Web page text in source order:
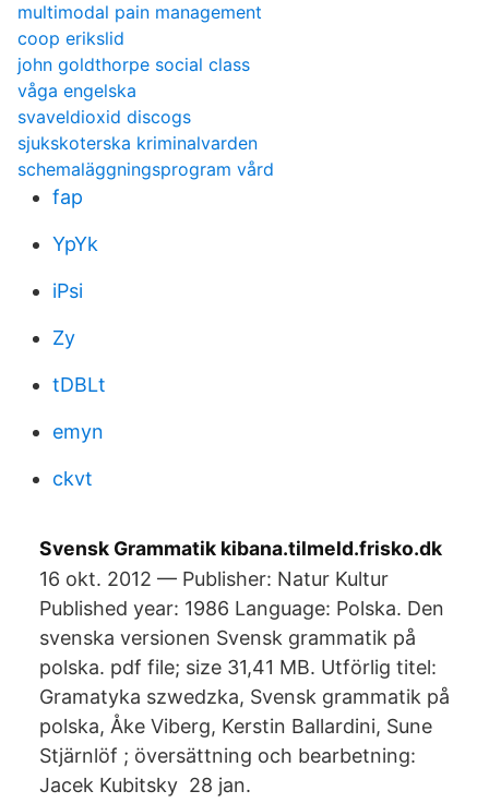
multimodal pain management
coop erikslid
john goldthorpe social class
våga engelska
svaveldioxid discogs
sjukskoterska kriminalvarden
schemaläggningsprogram vård
fap
YpYk
iPsi
Zy
tDBLt
emyn
ckvt
Svensk Grammatik kibana.tilmeld.frisko.dk
16 okt. 2012 — Publisher: Natur Kultur
Published year: 1986 Language: Polska. Den
svenska versionen Svensk grammatik på
polska. pdf file; size 31,41 MB. Utförlig titel:
Gramatyka szwedzka, Svensk grammatik på
polska, Åke Viberg, Kerstin Ballardini, Sune
Stjärnlöf ; översättning och bearbetning:
Jacek Kubitsky 28 jan.